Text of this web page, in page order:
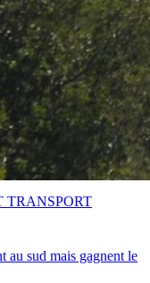
au sud mais gagnent le
TRANSPORT